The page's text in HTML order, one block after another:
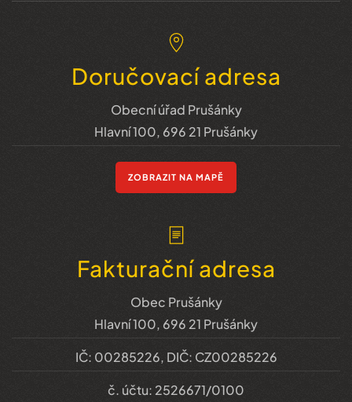
Doručovací adresa
Obecní úřad Prušánky
Hlavní 100, 696 21 Prušánky
ZOBRAZIT NA MAPĚ
Fakturační adresa
Obec Prušánky
Hlavní 100, 696 21 Prušánky
IČ: 00285226, DIČ: CZ00285226
č. účtu: 2526671/0100